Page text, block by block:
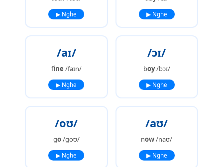
▶ Nghe ▶ Nghe
/aɪ/
fine /faɪn/
▶ Nghe
/ɔɪ/
boy/bɔɪ/
▶ Nghe
/oʊ/
go/ɡoʊ/
▶ Nghe
/aʊ/
now/naʊ/
▶ Nghe